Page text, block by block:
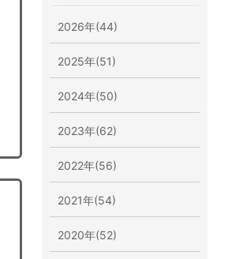
2026年(44)
2025年(51)
2024年(50)
2023年(62)
2022年(56)
2021年(54)
2020年(52)